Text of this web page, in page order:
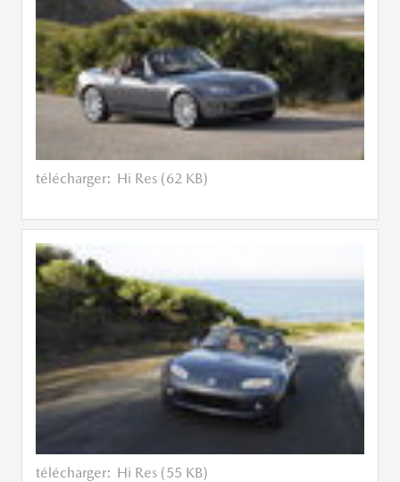
télécharger: Hi Res (62 KB)
télécharger: Hi Res (55 KB)